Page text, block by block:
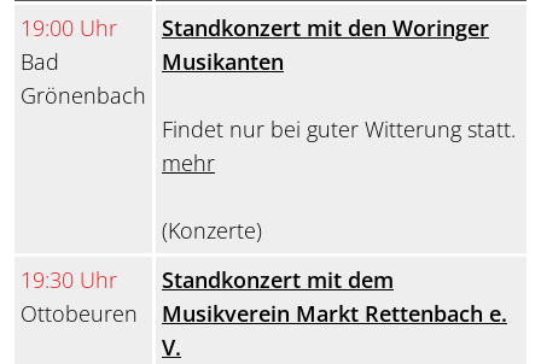
19:00 Uhr
Bad
Grönenbach
Standkonzert mit den Woringer
Musikanten
Findet nur bei guter Witterung statt.
mehr
(Konzerte)
19:30 Uhr
Ottobeuren
Standkonzert mit dem
Musikverein Markt Rettenbach e.
V.